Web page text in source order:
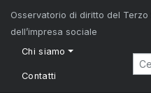
Osservatorio di diritto del
dell’impresa sociale
Chi siamo
Contatti